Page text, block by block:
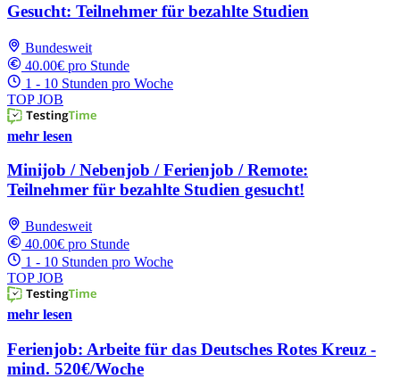
Gesucht: Teilnehmer für bezahlte Studien
Bundesweit
40.00€ pro Stunde
1 - 10 Stunden pro Woche
TOP JOB
mehr lesen
Minijob / Nebenjob / Ferienjob / Remote:
Teilnehmer für bezahlte Studien gesucht!
Bundesweit
40.00€ pro Stunde
1 - 10 Stunden pro Woche
TOP JOB
mehr lesen
Ferienjob: Arbeite für das Deutsches Rotes Kreuz -
mind. 520€/Woche